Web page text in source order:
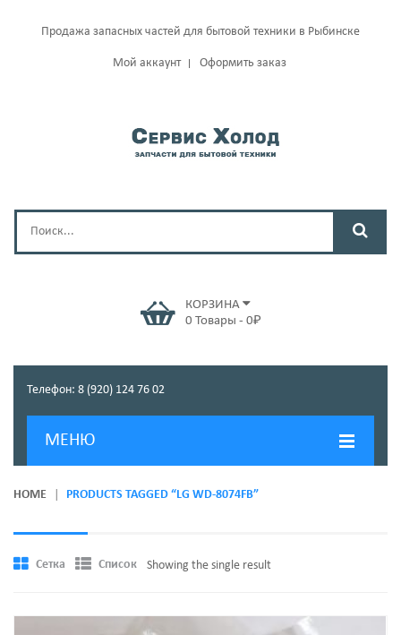
Продажа запасных частей для бытовой техники в Рыбинске
Мой аккаунт Оформить заказ
КОРЗИНА
0 Товары - 0₽
Телефон: 8 (920) 124 76 02
МЕНЮ
ГЛАВНАЯ
О КОМПАНИИ
HOME PRODUCTS TAGGED “LG WD-8074FB”
Сетка Список Showing the single result